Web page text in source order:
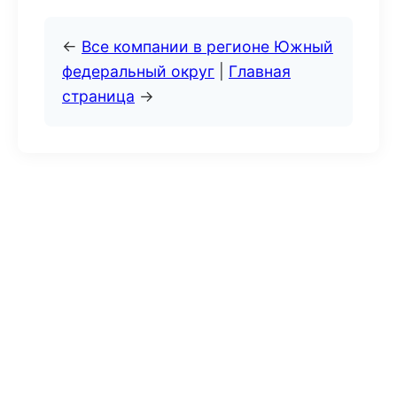
← Все компании в регионе Южный
федеральный округ
Главная
страница →